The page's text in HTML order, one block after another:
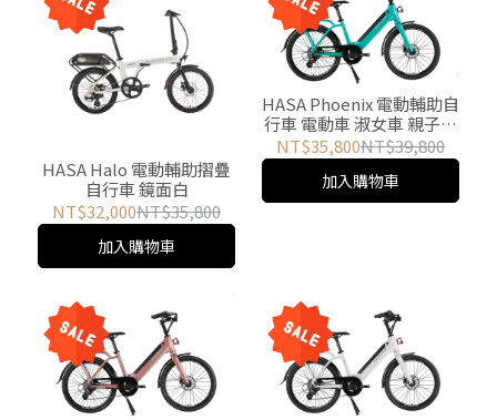
HASA Halo 電動輔助摺疊
自行車 鏡面白
NT$32,000NT$35,800
加入購物車
HASA Phoenix 電動輔助自
行車 電動車 淑女車 親子車
- 湖水綠 (2026 New)
NT$35,800NT$39,800
加入購物車